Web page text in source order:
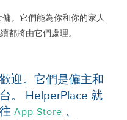
。它們能為你和你的家人
都將由它們處理。
迎。它們是僱主和
。 HelperPlace 就
App Store 、